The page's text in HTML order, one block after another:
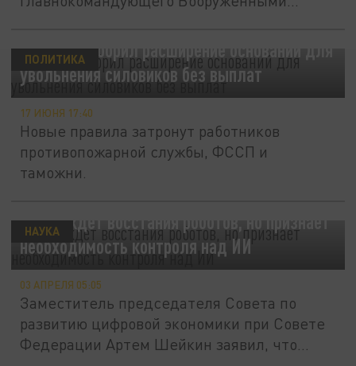
Совфед одобрил расширение оснований для
увольнения силовиков без выплат
ПОЛИТИКА
17 ИЮНЯ 17:40
Новые правила затронут работников
противопожарной службы, ФССП и
таможни.
СФ не ждет восстания роботов, но признает
необходимость контроля над ИИ
НАУКА
03 АПРЕЛЯ 05:05
Заместитель председателя Совета по
развитию цифровой экономики при Совете
Федерации Артем Шейкин заявил, что...